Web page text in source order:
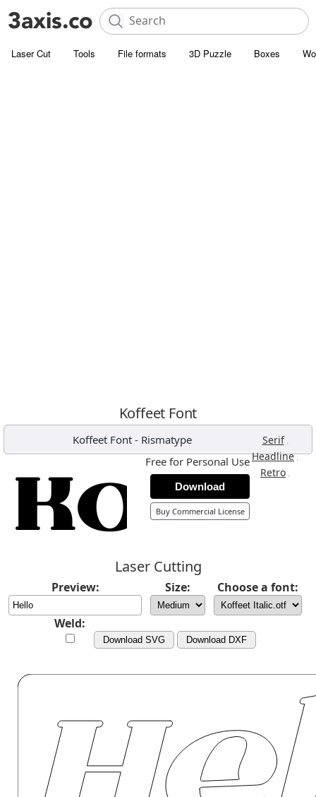
Laser Cut Tools File formats 3D Puzzle Boxes
Koffeet Font
Koffeet Font - Rismatype Serif ,
Headline,
Retro ,
Free for Personal Use
Download
Buy Commercial License
Laser Cutting
Preview: Size: Choose a font:
Weld:
Download SVG Download DXF